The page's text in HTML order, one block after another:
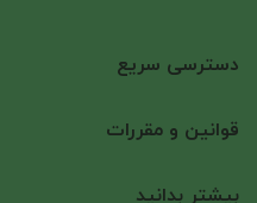
دسترسی سریع
قوانین و مقررات
بیشتر بدانید